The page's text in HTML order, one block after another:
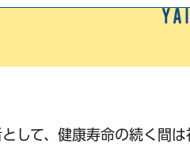
して、健康寿命の続く間